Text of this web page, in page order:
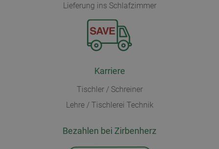
Lieferung ins Schlafzimmer
Karriere
Tischler / Schreiner
Lehre / Tischlerei Technik
Bezahlen bei Zirbenherz